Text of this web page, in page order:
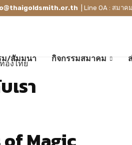
| Line OA : สมาค
ม/สัมมนา กิจกรรมสมาคม
องไทย
เรา